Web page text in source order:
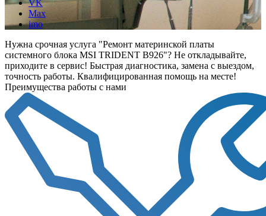
VK
Max
imo
Нужна срочная услуга "Ремонт материнской платы
системного блока MSI TRIDENT B926"? Не откладывайте,
приходите в сервис! Быстрая диагностика, замена с выездом,
точность работы. Квалифицированная помощь на месте!
Преимущества работы с нами